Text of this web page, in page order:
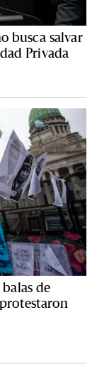
busca salvar
Privada
de